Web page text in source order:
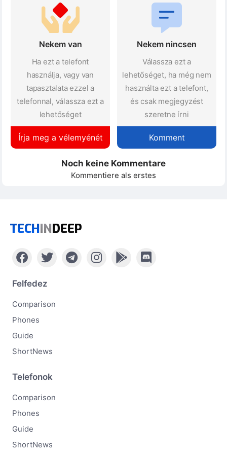
Nekem van
Ha ezt a telefont
használja, vagy van
tapasztalata ezzel a
telefonnal, válassza ezt a
lehetőséget
Írja meg a vélemyénét
Nekem nincsen
Válassza ezt a
lehetőséget, ha még nem
használta ezt a telefont,
és csak megjegyzést
szeretne írni
Komment
Noch keine Kommentare
Kommentiere als erstes
TECHINDEEP
Felfedez
Comparison
Phones
Guide
ShortNews
Telefonok
Comparison
Phones
Guide
ShortNews